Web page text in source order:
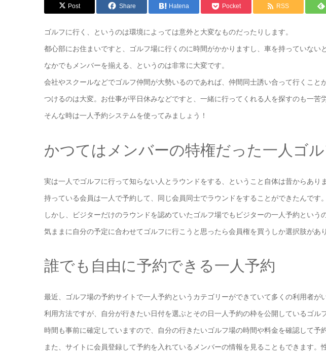
Post Share Hatena Pocket RSS
ゴルフに行く、というのは環境によっては意外と大変なものだったりします。
都心部にお住まいですと、ゴルフ場に行くのに時間がかかりますし、車を持っていない
なかでもメンバーを揃える、というのは非常に大変です。
会社やスクールなどでゴルフ仲間が大勢いるのであれば、仲間同士誘い合って行くこと
つけるのは大変。お仕事が平日休みなどですと、一緒に行ってくれる人を探すのも一苦労
そんな時は一人予約システムを使ってみましょう！
かつてはメンバーの特権だった一人ゴル
実は一人でゴルフに行って知らない人とラウンドをする、ということ自体は昔からあり
持っている会員は一人で予約して、同じ会員同士でラウンドをすることができたんです。
しかし、ビジターだけのラウンドを認めていたゴルフ場でもビジターの一人予約という
気ままに自分の予定に合わせてゴルフに行こうと思ったら会員権を買うしか選択肢があ
誰でも自由に予約できる一人予約
最近、ゴルフ場の予約サイトで一人予約というカテゴリーができていて多くの利用者がい
利用方法ですが、自分が行きたい日付を選ぶとその日一人予約の枠を公開しているゴル
時間も事前に確定していますので、自分の行きたいゴルフ場の時間や料金を確認して予
また、サイトに会員登録して予約を入れているメンバーの情報を見ることもできます。